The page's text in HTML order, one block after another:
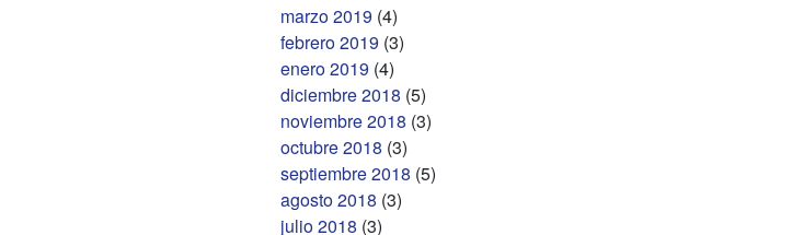
marzo 2019 (4)
febrero 2019 (3)
enero 2019 (4)
diciembre 2018 (5)
noviembre 2018 (3)
octubre 2018 (3)
septiembre 2018 (5)
agosto 2018 (3)
julio 2018 (3)